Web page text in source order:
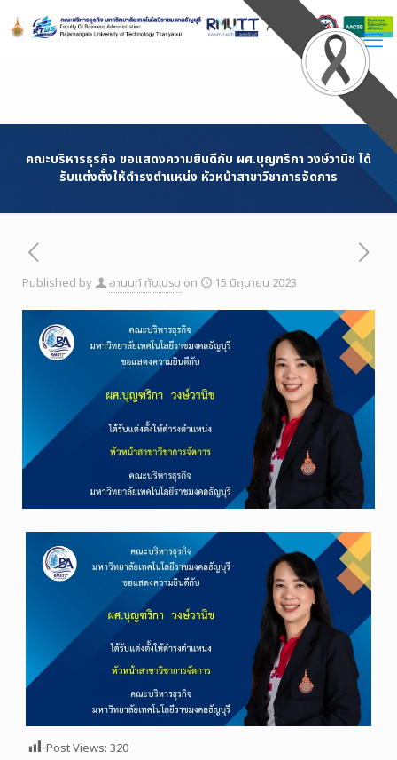
Content
คณะบริหารธุรกิจ ขอแสดงความยินดีกับ ผศ.บุญฑริกา วงษ์วานิช ได้
รับแต่งตั้งให้ดำรงตำแหน่ง หัวหน้าสาขาวิชาการจัดการ
Published by อานนท์ ทับเปรม on 15 มิถุนายน 2023
Post Views: 320